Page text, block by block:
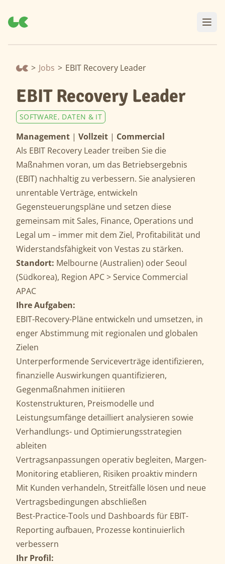
> Jobs > EBIT Recovery Leader
EBIT Recovery Leader
SOFTWARE, DATEN & IT
Management | Vollzeit | Commercial
Als EBIT Recovery Leader treiben Sie die
Maßnahmen voran, um das Betriebsergebnis
(EBIT) nachhaltig zu verbessern. Sie analysieren
unrentable Verträge, entwickeln
Gegensteuerungspläne und setzen diese
gemeinsam mit Sales, Finance, Operations und
Legal um – immer mit dem Ziel, Profitabilität und
Widerstandsfähigkeit von Vestas zu stärken.
Standort: Melbourne (Australien) oder Seoul
(Südkorea), Region APC > Service Commercial
APAC
Ihre Aufgaben:
EBIT-Recovery-Pläne entwickeln und umsetzen, in
enger Abstimmung mit regionalen und globalen
Zielen
Unterperformende Serviceverträge identifizieren,
finanzielle Auswirkungen quantifizieren,
Gegenmaßnahmen initiieren
Kostenstrukturen, Preismodelle und
Leistungsumfänge detailliert analysieren sowie
Verhandlungs- und Optimierungsstrategien
ableiten
Vertragsanpassungen operativ begleiten, Margen-
Monitoring etablieren, Risiken proaktiv mindern
Mit Kunden verhandeln, Streitfälle lösen und neue
Vertragsbedingungen abschließen
Best-Practice-Tools und Dashboards für EBIT-
Reporting aufbauen, Prozesse kontinuierlich
verbessern
Ihr Profil: